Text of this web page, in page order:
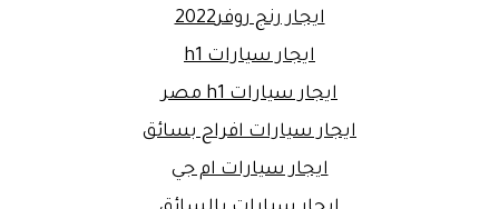
ايجار رنج روفر2022
ايجار سيارات h1
ايجار سيارات h1 مصر
ايجار سيارات افراح بسائق
ايجار سيارات ام جي